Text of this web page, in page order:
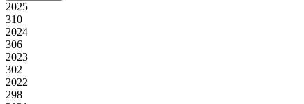
2025
310
2024
306
2023
302
2022
298